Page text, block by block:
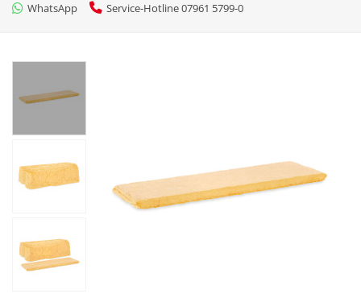
WhatsApp Service-Hotline 07961 5799-0